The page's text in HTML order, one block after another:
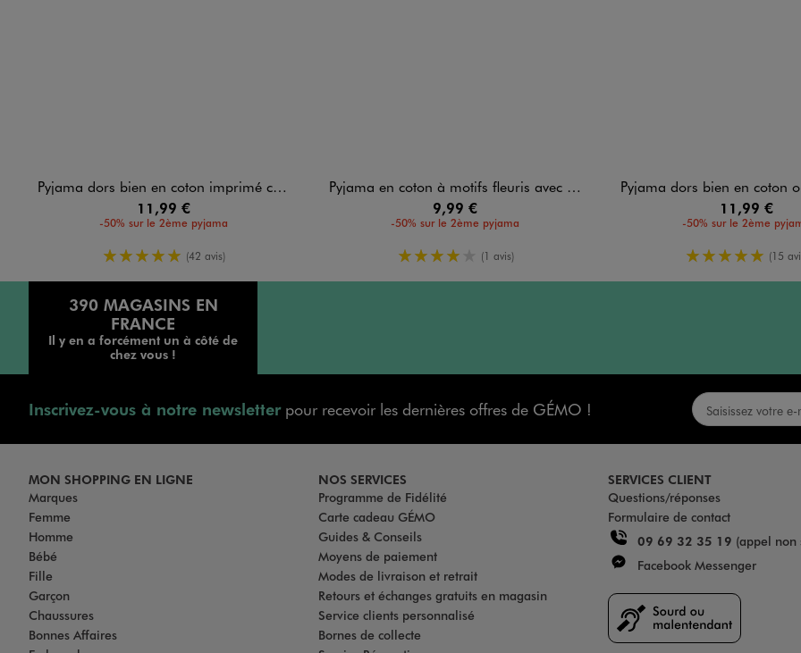
Pyjama dors bien en coton imprimé coeurs ouverture devant par zip bébé
11,99 €
-50% sur le 2ème pyjama
5/5 de moyenne
(42 avis)
Pyjama en coton à motifs fleuris avec fermeture devant bébé fille
9,99 €
-50% sur le 2ème pyjama
4/5 de moyenne
(1 avis)
Pyjama dors bien en coton ouverture
11,99 €
-50% sur le 2ème
5/5 de (15
390 MAGASINS EN
FRANCE
Il y en a forcément un à côté de
chez vous !
Inscrivez-vous à notre newsletterpour recevoir les dernières offres de GÉMO !
MON SHOPPING EN LIGNE
Marques
Femme
Homme
Bébé
Fille
Garçon
Chaussures
Bonnes Affaires
NOS SERVICES
Programme de Fidélité
Carte cadeau GÉMO
Guides & Conseils
Moyens de paiement
Modes de livraison et retrait
Retours et échanges gratuits en magasin
Service clients personnalisé
Bornes de collecte
SERVICES CLIENT
Questions/réponses
Formulaire de contact
09 69 32 35 19 (appel non
Facebook Messenger